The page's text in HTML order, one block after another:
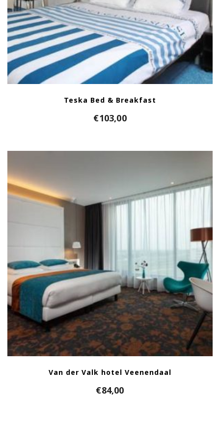
Teska Bed & Breakfast
€103,00
Van der Valk hotel Veenendaal
€84,00